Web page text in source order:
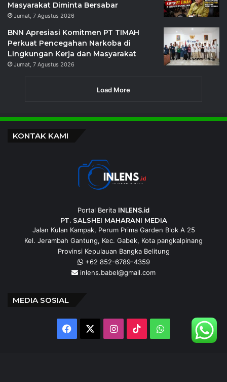
Masyarakat Diminta Bersabar
Jumat, 7 Agustus 2026
BNN Apresiasi Komitmen PT TIMAH
Perkuat Pencegahan Narkoba di
Lingkungan Kerja dan Masyarakat
Jumat, 7 Agustus 2026
Load More
KONTAK KAMI
Portal Berita INLENS.id
PT. SALSHEI MAHARANI MEDIA
Jalan Kulan Kampak, Perum Prima Garden Blok A 25
Kel. Jerambah Gantung, Kec. Gabek, Kota pangkalpinang
Provinsi Kepulauan Bangka Belitung
+62 852-6789-4359
inlens.babel@gmail.com
MEDIA SOSIAL
Facebook Instagram
TikTokWhatsApp